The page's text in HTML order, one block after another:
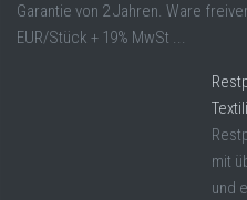
Garantie von 2 Jahren. Ware
EUR/Stück + 19% MwSt ...
mit
und